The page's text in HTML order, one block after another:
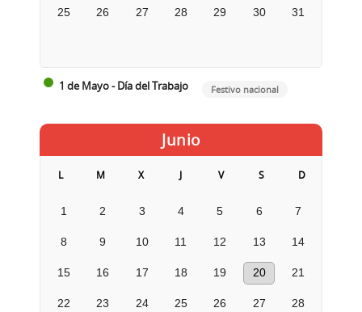
25 26 27 28 29 30 31
1 de Mayo - Día del Trabajo Festivo nacional
Junio
L M X J V S D
1 2 3 4 5 6 7
8 9 10 11 12 13 14
15 16 17 18 19 20 21
22 23 24 25 26 27 28